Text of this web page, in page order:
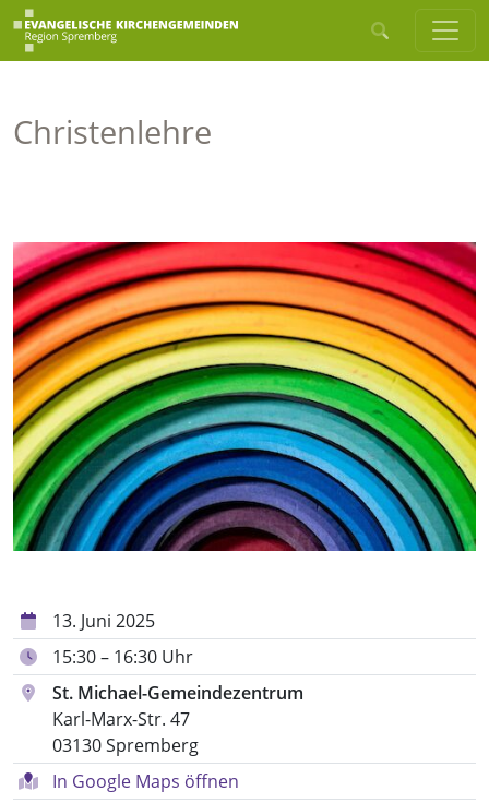
Christenlehre
13. Juni 2025
15:30 – 16:30 Uhr
St. Michael-Gemeindezentrum
Karl-Marx-Str. 47
03130 Spremberg
In Google Maps öffnen